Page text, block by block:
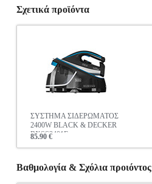
Σχετικά προϊόντα
ΣΥΣΤΗΜΑ ΣΙΔΕΡΩΜΑΤΟΣ
2400W BLACK & DECKER
BXSS2401E
85.90 €
Βαθμολογία & Σχόλια προιόντος